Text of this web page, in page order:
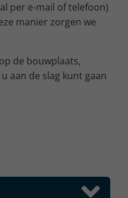
per e-mail of telefoon)
manier zorgen we
de bouwplaats,
aan de slag kunt gaan